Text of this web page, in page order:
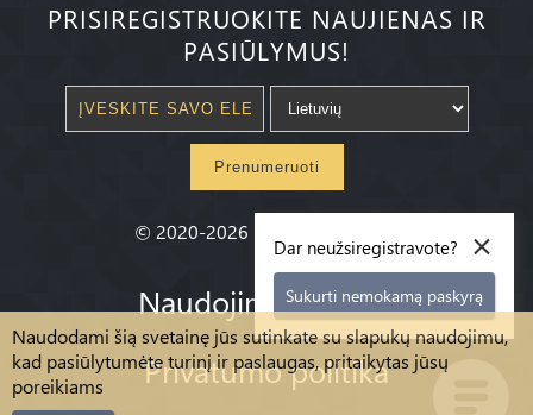
Naudodami šią svetainę jūs sutinkate su slapukų naudojimu,
kad pasiūlytumėte turinį ir paslaugas, pritaikytas jūsų
poreikiams
PRISIREGISTRUOKITE NAUJIENAS IR
PASIŪLYMUS!
Prenumeruoti
© 2020-2026
Naudojimo sąlygos
Privatumo politika
×
Dar neužsiregistravote?
Sukurti nemokamą paskyrą